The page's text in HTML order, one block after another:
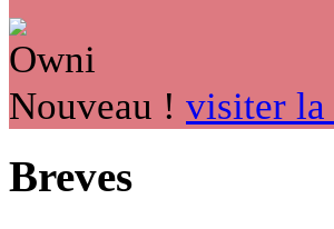
Nouveau ! visiter la
Breves